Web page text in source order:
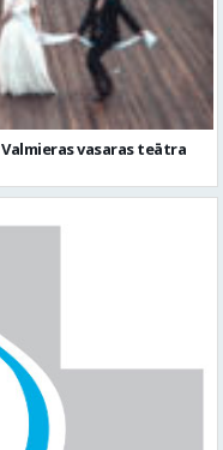
vasaras teātra